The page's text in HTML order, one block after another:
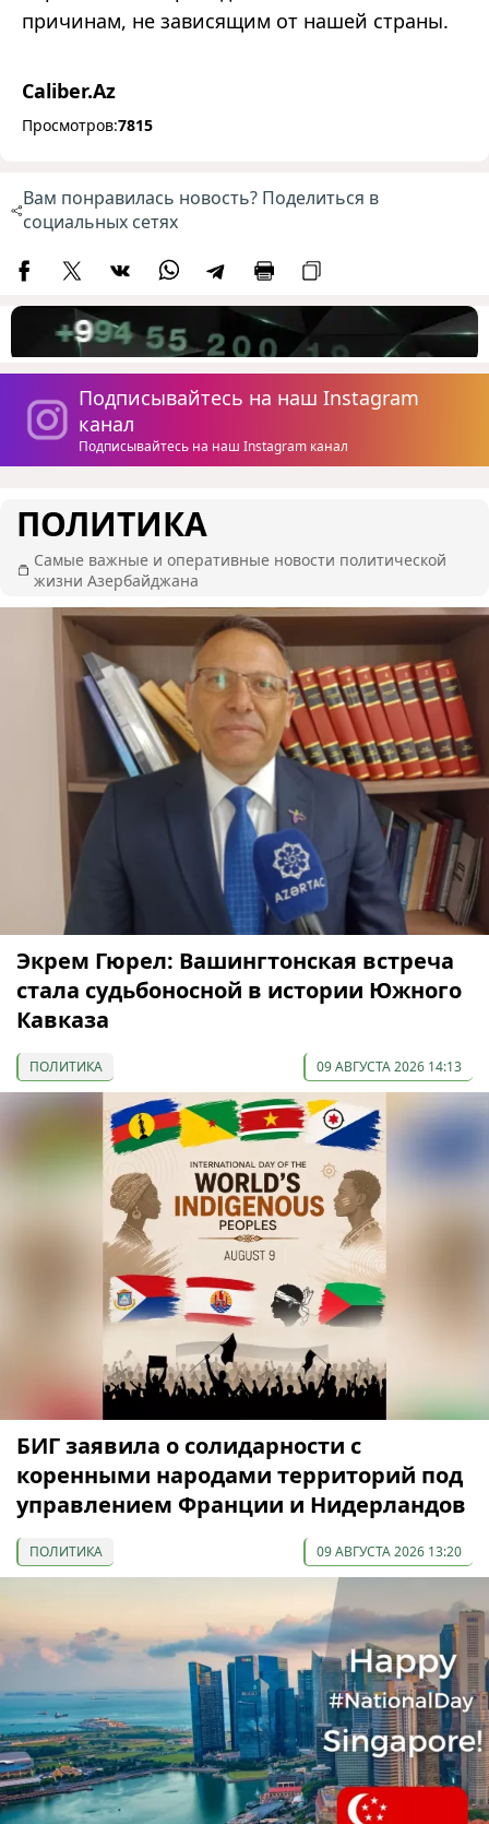
причинам, не зависящим от нашей страны.
Caliber.Az
Просмотров:7815
Вам понравилась новость? Поделиться в
социальных сетях
Подписывайтесь на наш Instagram
канал
Подписывайтесь на наш Instagram канал
ПОЛИТИКА
Самые важные и оперативные новости политической
жизни Азербайджана
Экрем Гюрел: Вашингтонская встреча
стала судьбоносной в истории Южного
Кавказа
ПОЛИТИКА 09 АВГУСТА 2026 14:13
БИГ заявила о солидарности с
коренными народами территорий под
управлением Франции и Нидерландов
ПОЛИТИКА 09 АВГУСТА 2026 13:20